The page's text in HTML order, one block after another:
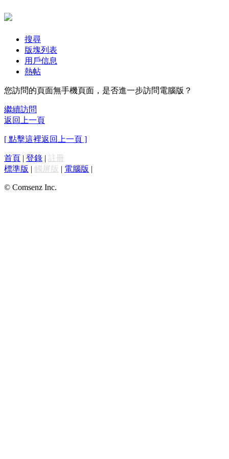
搜尋
版塊列表
用戶信息
熱帖
您訪問的頁面無手機頁面，是否進一步訪問電腦版？
繼續訪問
返回上一頁
[ 點擊這裡返回上一頁 ]
首頁 | 登錄 | 註冊
標準版 | 觸屏版 | 電腦版 |
© Comsenz Inc.